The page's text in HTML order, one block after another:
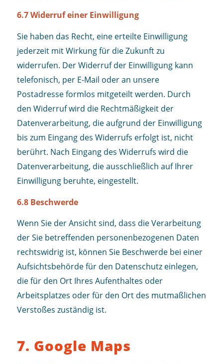
6.7 Widerruf einer Einwilligung
Sie haben das Recht, eine erteilte Einwilligung
jederzeit mit Wirkung für die Zukunft zu
widerrufen. Der Widerruf der Einwilligung kann
telefonisch, per E-Mail oder an unsere
Postadresse formlos mitgeteilt werden. Durch
den Widerruf wird die Rechtmäßigkeit der
Datenverarbeitung, die aufgrund der Einwilligung
bis zum Eingang des Widerrufs erfolgt ist, nicht
berührt. Nach Eingang des Widerrufs wird die
Datenverarbeitung, die ausschließlich auf Ihrer
Einwilligung beruhte, eingestellt.
6.8 Beschwerde
Wenn Sie der Ansicht sind, dass die Verarbeitung
der Sie betreffenden personenbezogenen Daten
rechtswidrig ist, können Sie Beschwerde bei einer
Aufsichtsbehörde für den Datenschutz einlegen,
die für den Ort Ihres Aufenthaltes oder
Arbeitsplatzes oder für den Ort des mutmaßlichen
Verstoßes zuständig ist.
7. Google Maps